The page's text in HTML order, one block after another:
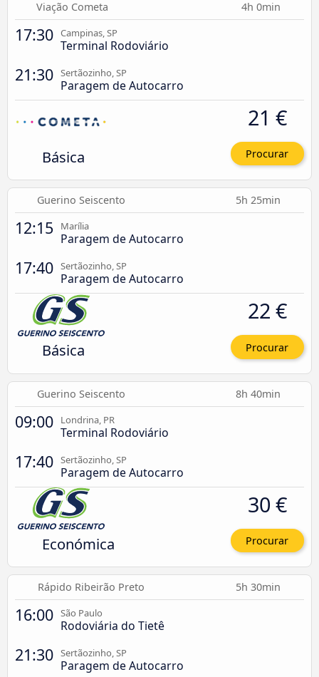
Viação Cometa 4h 0min
17:30 Campinas, SP
Terminal Rodoviário
21:30 Sertãozinho, SP
Paragem de Autocarro
Básica
21 €
Procurar
Guerino Seiscento 5h 25min
12:15 Marília
Paragem de Autocarro
17:40 Sertãozinho, SP
Paragem de Autocarro
Básica
22 €
Procurar
Guerino Seiscento 8h 40min
09:00 Londrina, PR
Terminal Rodoviário
17:40 Sertãozinho, SP
Paragem de Autocarro
Económica
30 €
Procurar
Rápido Ribeirão Preto 5h 30min
16:00 São Paulo
Rodoviária do Tietê
21:30 Sertãozinho, SP
Paragem de Autocarro